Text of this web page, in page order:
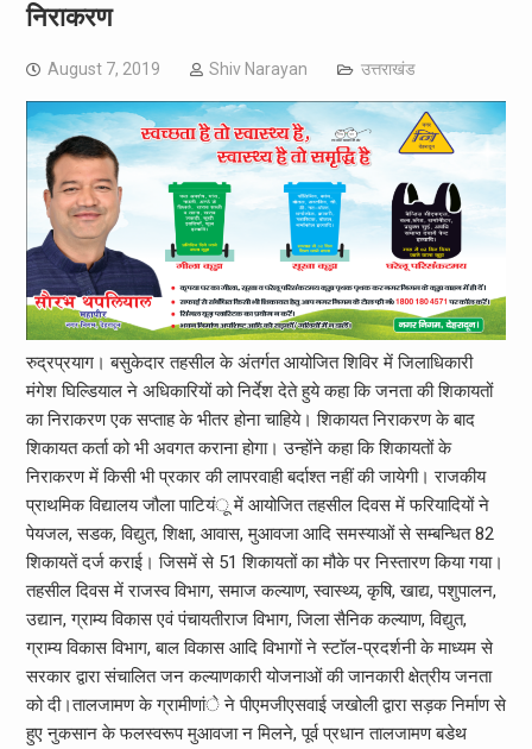
निराकरण
August 7, 2019 Shiv Narayan उत्तराखंड
रुद्रप्रयाग। बसुकेदार तहसील के अंतर्गत आयोजित शिविर में जिलाधिकारी
मंगेश घिल्डियाल ने अधिकारियों को निर्देश देते हुये कहा कि जनता की शिकायतों
का निराकरण एक सप्ताह के भीतर होना चाहिये। शिकायत निराकरण के बाद
शिकायत कर्ता को भी अवगत कराना होगा। उन्होंने कहा कि शिकायतों के
निराकरण में किसी भी प्रकार की लापरवाही बर्दाश्त नहीं की जायेगी। राजकीय
प्राथमिक विद्यालय जौला पाटियंू में आयोजित तहसील दिवस में फरियादियों ने
पेयजल, सडक, विद्युत, शिक्षा, आवास, मुआवजा आदि समस्याओं से सम्बन्धित 82
शिकायतें दर्ज कराई। जिसमें से 51 शिकायतों का मौके पर निस्तारण किया गया।
तहसील दिवस में राजस्व विभाग, समाज कल्याण, स्वास्थ्य, कृषि, खाद्य, पशुपालन,
उद्यान, ग्राम्य विकास एवं पंचायतीराज विभाग, जिला सैनिक कल्याण, विद्युत,
ग्राम्य विकास विभाग, बाल विकास आदि विभागों ने स्टाॅल-प्रदर्शनी के माध्यम से
सरकार द्वारा संचालित जन कल्याणकारी योजनाओं की जानकारी क्षेत्रीय जनता
को दी।तालजामण के ग्रामीणांे ने पीएमजीएसवाई जखोली द्वारा सड़क निर्माण से
हुए नुकसान के फलस्वरूप मुआवजा न मिलने, पूर्व प्रधान तालजामण बडेथ